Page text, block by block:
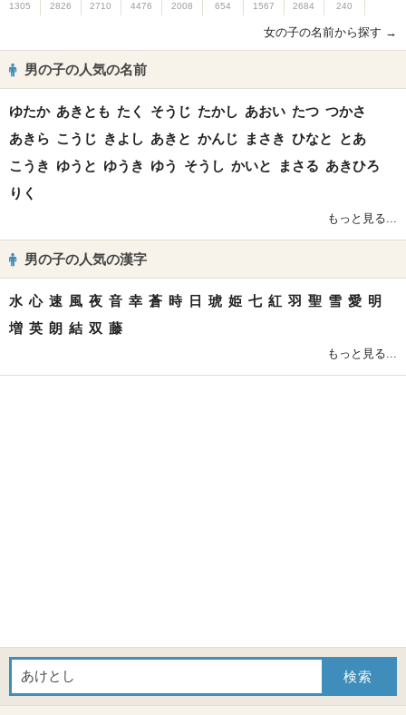
1305 2826 2710 4476 2008 654 1567 2684 240
女の子の名前から探す →
男の子の人気の名前
ゆたか あきとも たく そうじ たかし あおい たつ つかさ
あきら こうじ きよし あきと かんじ まさき ひなと
とあ
こうき ゆうと ゆうき ゆう そうし かいと まさる あきひろ
りく
もっと見る...
男の子の人気の漢字
水 心 速 風 夜 音 幸 蒼 時 日 琥 姫 七 紅 羽 聖 雪 愛 明
増 英 朗 結 双 藤
もっと見る...